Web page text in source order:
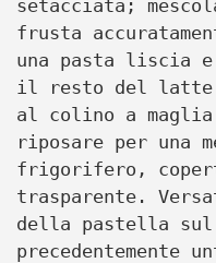
setacciata;
frusta
una pasta liscia
il resto del latte.
al colino a
riposare per una
frigorifero,
trasparente.
della pastella sul
precedentemente